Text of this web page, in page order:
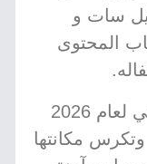
سات و
المحتوى
هذه الأرقام تمثل التحديث التقني لعام 2026
التي انطلقت عام 2008، وتكرس مكانتها